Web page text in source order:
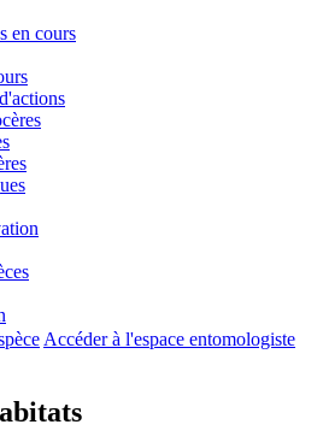
en cours
Accéder à l'espace entomologiste